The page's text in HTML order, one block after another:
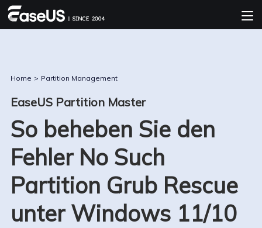
Home > Partition Management
EaseUS Partition Master
So beheben Sie den
Fehler No Such
Partition Grub Rescue
unter Windows 11/10